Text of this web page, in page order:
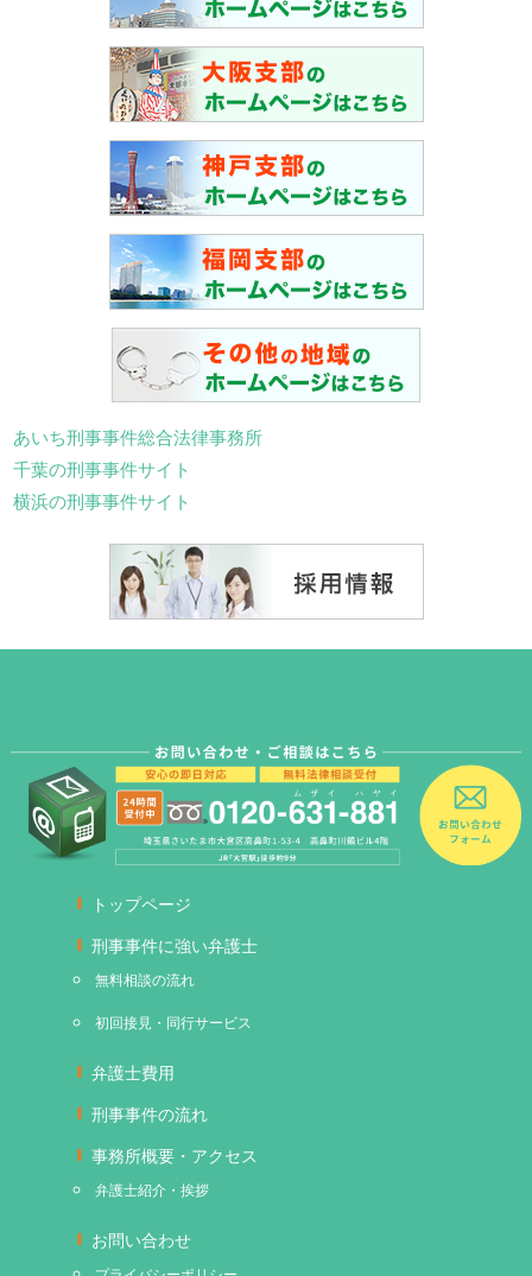
あいち刑事事件総合法律事務所
千葉の刑事事件サイト
横浜の刑事事件サイト
トップページ
刑事事件に強い弁護士
無料相談の流れ
初回接見・同行サービス
弁護士費用
刑事事件の流れ
事務所概要・アクセス
弁護士紹介・挨拶
お問い合わせ